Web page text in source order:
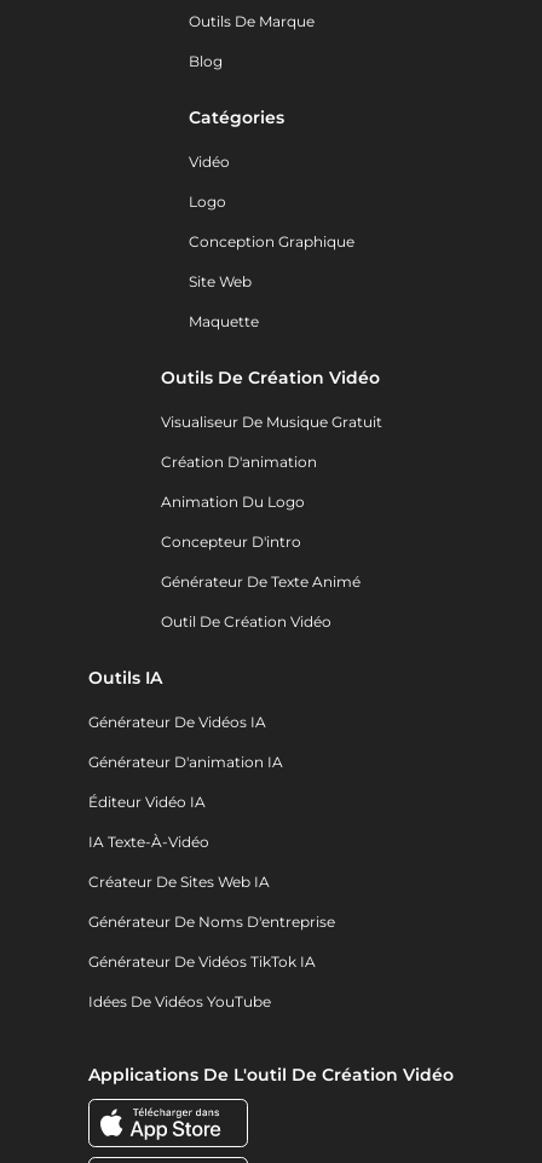
Outils De Marque
Blog
Catégories
Vidéo
Logo
Conception Graphique
Site Web
Maquette
Outils De Création Vidéo
Visualiseur De Musique Gratuit
Création D'animation
Animation Du Logo
Concepteur D'intro
Générateur De Texte Animé
Outil De Création Vidéo
Outils IA
Générateur De Vidéos IA
Générateur D'animation IA
Éditeur Vidéo IA
IA Texte-À-Vidéo
Créateur De Sites Web IA
Générateur De Noms D'entreprise
Générateur De Vidéos TikTok IA
Idées De Vidéos YouTube
Applications De L'outil De Création Vidéo